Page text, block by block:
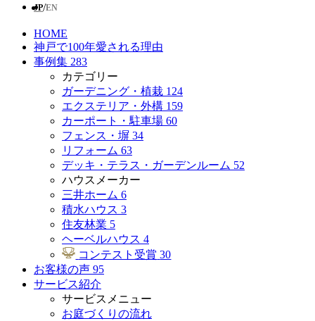
JP/EN
HOME
神戸で100年愛される理由
事例集 283
カテゴリー
ガーデニング・植栽 124
エクステリア・外構 159
カーポート・駐車場 60
フェンス・塀 34
リフォーム 63
デッキ・テラス・ガーデンルーム 52
ハウスメーカー
三井ホーム 6
積水ハウス 3
住友林業 5
ヘーベルハウス 4
コンテスト受賞 30
お客様の声 95
サービス紹介
サービスメニュー
お庭づくりの流れ